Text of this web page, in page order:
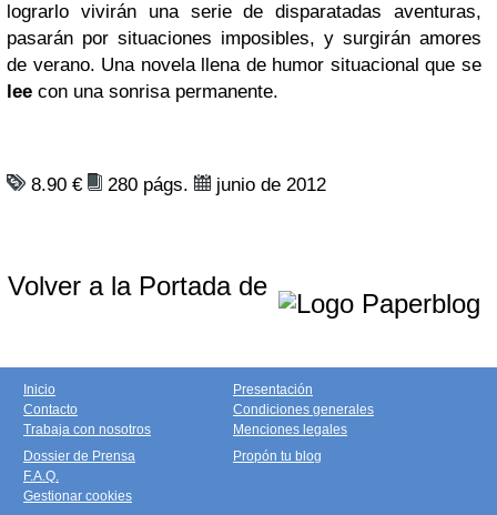
lograrlo vivirán una serie de disparatadas aventuras,
pasarán por situaciones imposibles, y surgirán amores
de verano. Una novela llena de humor situacional que se
lee con una sonrisa permanente.
8.90 € 280 págs. junio de 2012
Volver a la Portada de
Inicio
Contacto
Trabaja con nosotros
Presentación
Condiciones generales
Menciones legales
Dossier de Prensa
F.A.Q.
Gestionar cookies
Propón tu blog